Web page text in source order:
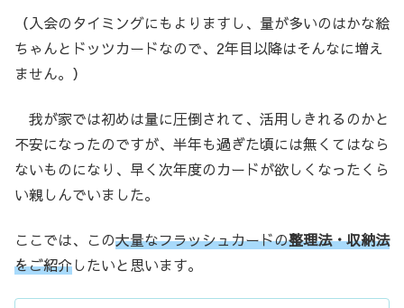
（入会のタイミングにもよりますし、量が多いのはかな絵
ちゃんとドッツカードなので、2年目以降はそんなに増え
ません。）
我が家では初めは量に圧倒されて、活用しきれるのかと
不安になったのですが、半年も過ぎた頃には無くてはなら
ないものになり、早く次年度のカードが欲しくなったくら
い親しんでいました。
ここでは、この大量なフラッシュカードの整理法・収納法
をご紹介したいと思います。